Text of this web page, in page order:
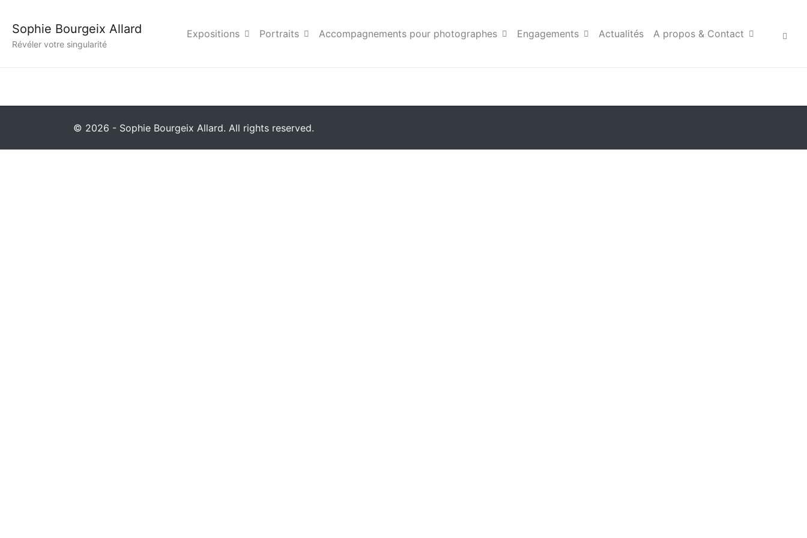
Sophie Bourgeix Allard
Révéler votre singularité
Expositions Portraits Accompagnements pour photographes Engagements Actualités A propos & Contact
Photo Podium Agency Aix en provence11
© 2026 - Sophie Bourgeix Allard. All rights reserved.